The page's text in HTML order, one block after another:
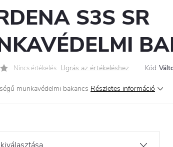
S3S SR
Nincs értékelés Ugrás az értékeléshez Kód:
munkavédelmi bakancs Részletes információ